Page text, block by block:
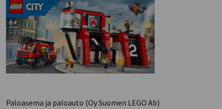
Paloasema ja paloauto (Oy Suomen LEGO Ab)